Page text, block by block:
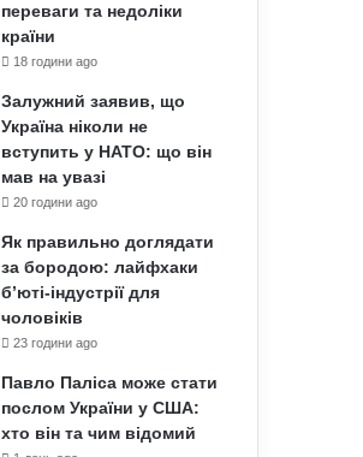
переваги та недоліки
країни
18 години ago
Залужний заявив, що
Україна ніколи не
вступить у НАТО: що він
мав на увазі
20 години ago
Як правильно доглядати
за бородою: лайфхаки
б’юті-індустрії для
чоловіків
23 години ago
Павло Паліса може стати
послом України у США:
хто він та чим відомий